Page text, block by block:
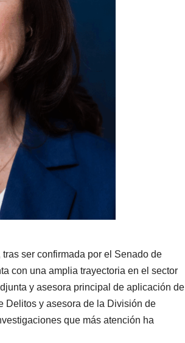
ser confirmada por el Senado de
con una amplia trayectoria en el sector
y asesora principal de aplicación de
Delitos y asesora de la División de
que más atención ha